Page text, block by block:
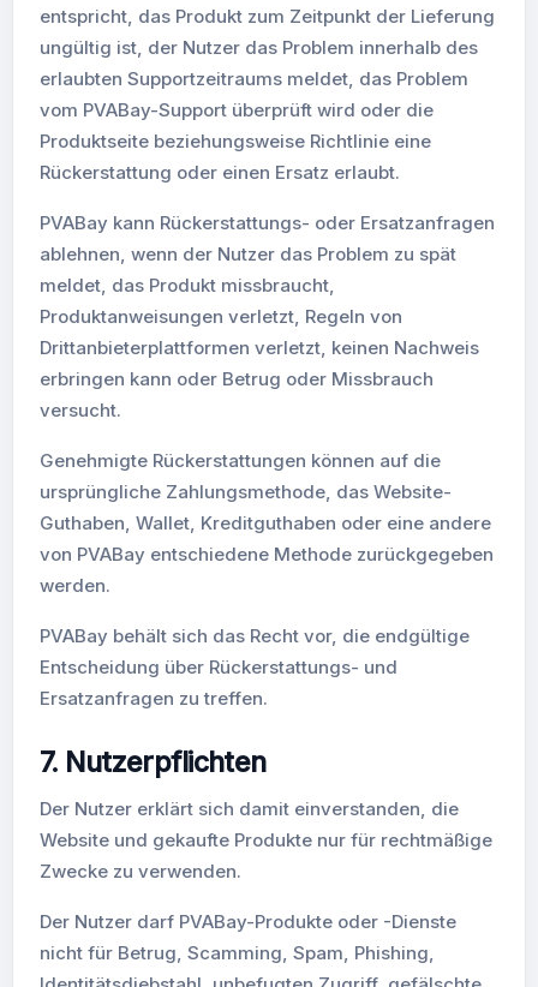
entspricht, das Produkt zum Zeitpunkt der Lieferung
ungültig ist, der Nutzer das Problem innerhalb des
erlaubten Supportzeitraums meldet, das Problem
vom PVABay-Support überprüft wird oder die
Produktseite beziehungsweise Richtlinie eine
Rückerstattung oder einen Ersatz erlaubt.
PVABay kann Rückerstattungs- oder Ersatzanfragen
ablehnen, wenn der Nutzer das Problem zu spät
meldet, das Produkt missbraucht,
Produktanweisungen verletzt, Regeln von
Drittanbieterplattformen verletzt, keinen Nachweis
erbringen kann oder Betrug oder Missbrauch
versucht.
Genehmigte Rückerstattungen können auf die
ursprüngliche Zahlungsmethode, das Website-
Guthaben, Wallet, Kreditguthaben oder eine andere
von PVABay entschiedene Methode zurückgegeben
werden.
PVABay behält sich das Recht vor, die endgültige
Entscheidung über Rückerstattungs- und
Ersatzanfragen zu treffen.
7. Nutzerpflichten
Der Nutzer erklärt sich damit einverstanden, die
Website und gekaufte Produkte nur für rechtmäßige
Zwecke zu verwenden.
Der Nutzer darf PVABay-Produkte oder -Dienste
nicht für Betrug, Scamming, Spam, Phishing,